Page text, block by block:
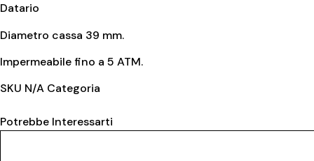
Datario
Diametro cassa 39 mm.
Impermeabile fino a 5 ATM.
SKU N/A Categoria
Potrebbe Interessarti